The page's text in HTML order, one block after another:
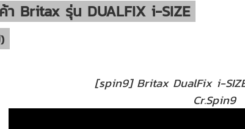
า Britax รุ่น DUALFIX i-SIZE
[spin9] Britax DualFix i-
Cr.Spin9